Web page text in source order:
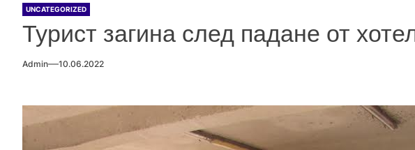
UNCATEGORIZED
Турист загина след падане от
Admin 10.06.2022